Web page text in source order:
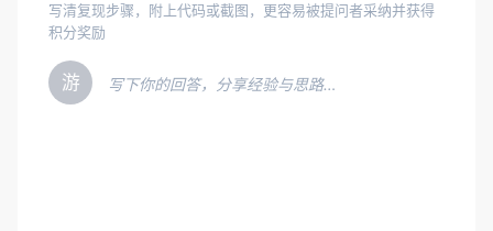
写清复现步骤，附上代码或截图，更容易被提问者采纳并获得
积分奖励
游 写下你的回答，分享经验与思路…